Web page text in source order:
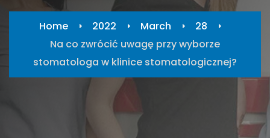
Home 2022 March
28
Na co zwrócić uwagę przy wyborze
stomatologa w klinice stomatologicznej?